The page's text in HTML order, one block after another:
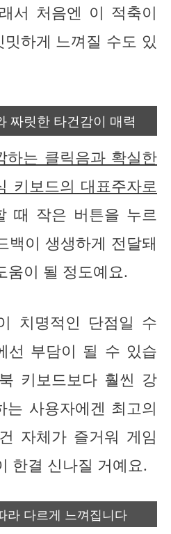
서 처음엔 이 적축이
하게 느껴질 수도 있
짜릿한 타건감이 매력
하는 클릭음과 확실한
키보드의 대표주자로
때 작은 버튼을 누르
백이 생생하게 전달돼
움이 될 정도예요.
치명적인 단점일 수
선 부담이 될 수 있습
키보드보다 훨씬 강
는 사용자에겐 최고의
자체가 즐거워 게임
한결 신나질 거예요.
라 다르게 느껴집니다